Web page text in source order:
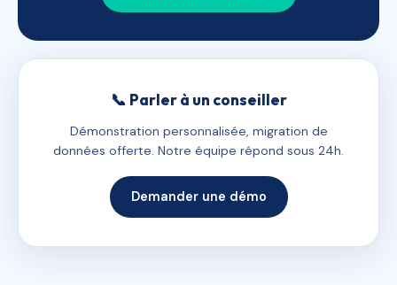
📞 Parler à un conseiller
Démonstration personnalisée, migration de
données offerte. Notre équipe répond sous 24h.
Demander une démo